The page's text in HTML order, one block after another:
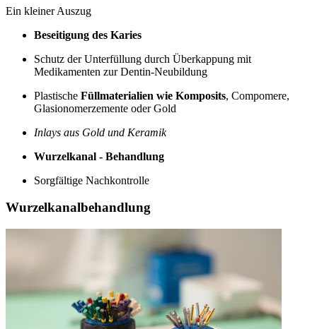
Ein kleiner Auszug
Beseitigung des Karies
Schutz der Unterfüllung durch Überkappung mit
Medikamenten zur Dentin-Neubildung
Plastische Füllmaterialien wie Komposits, Compomere,
Glasionomerzemente oder Gold
Inlays aus Gold und Keramik
Wurzelkanal - Behandlung
Sorgfältige Nachkontrolle
Wurzelkanalbehandlung